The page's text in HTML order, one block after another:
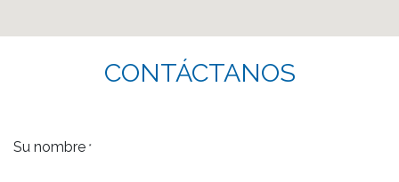
CONTÁCTANOS
Su nombre *